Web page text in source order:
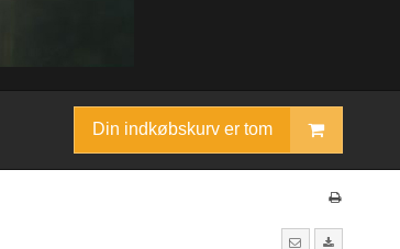
Din indkøbskurv er tom